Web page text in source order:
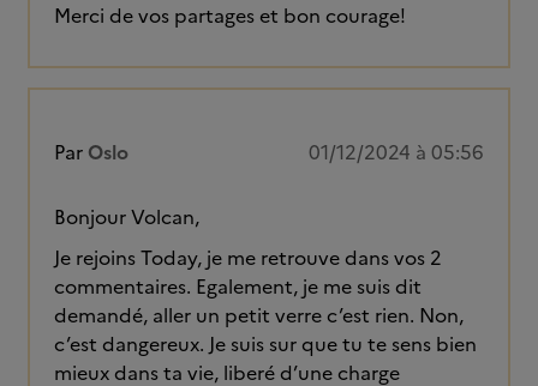
Merci de vos partages et bon courage!
Par Oslo 01/12/2024 à 05:56
Bonjour Volcan,
Je rejoins Today, je me retrouve dans vos 2
commentaires. Egalement, je me suis dit
demandé, aller un petit verre c’est rien. Non,
c’est dangereux. Je suis sur que tu te sens bien
mieux dans ta vie, liberé d’une charge